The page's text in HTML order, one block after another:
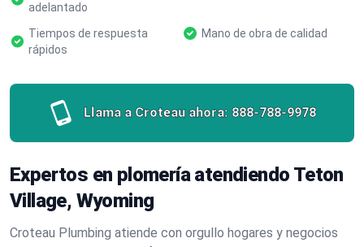
adelantado
Tiempos de respuesta
rápidos
Mano de obra de calidad
Llama a Croteau ahora: 888-788-9978
Expertos en plomería atendiendo Teton
Village, Wyoming
Croteau Plumbing atiende con orgullo hogares y negocios